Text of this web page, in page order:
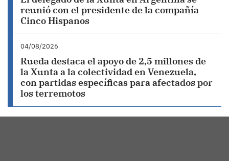
reunió con el presidente de la compañía
Cinco Hispanos
04/08/2026
Rueda destaca el apoyo de 2,5 millones de
la Xunta a la colectividad en Venezuela,
con partidas específicas para afectados por
los terremotos